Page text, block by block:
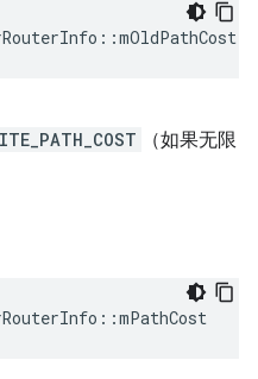
::mOldPathCost
（如果无限
::mPathCost